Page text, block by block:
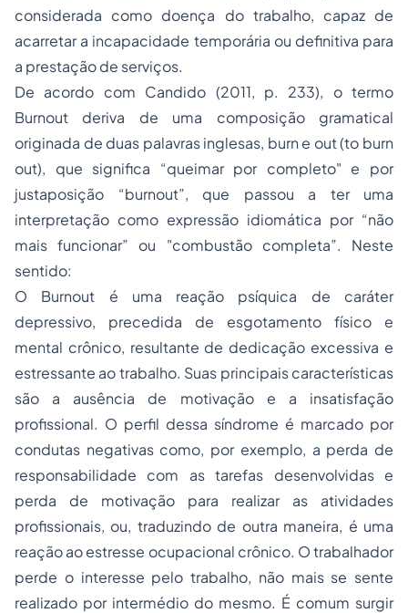
considerada como doença do trabalho, capaz de
acarretar a incapacidade temporária ou definitiva para
a prestação de serviços.
De acordo com Candido (2011, p. 233), o termo
Burnout deriva de uma composição gramatical
originada de duas palavras inglesas, burn e out (to burn
out), que significa “queimar por completo" e por
justaposição “burnout”, que passou a ter uma
interpretação como expressão idiomática por “não
mais funcionar” ou "combustão completa”. Neste
sentido:
O Burnout é uma reação psíquica de caráter
depressivo, precedida de esgotamento físico e
mental crônico, resultante de dedicação excessiva e
estressante ao trabalho. Suas principais características
são a ausência de motivação e a insatisfação
profissional. O perfil dessa síndrome é marcado por
condutas negativas como, por exemplo, a perda de
responsabilidade com as tarefas desenvolvidas e
perda de motivação para realizar as atividades
profissionais, ou, traduzindo de outra maneira, é uma
reação ao estresse ocupacional crônico. O trabalhador
perde o interesse pelo trabalho, não mais se sente
realizado por intermédio do mesmo. É comum surgir